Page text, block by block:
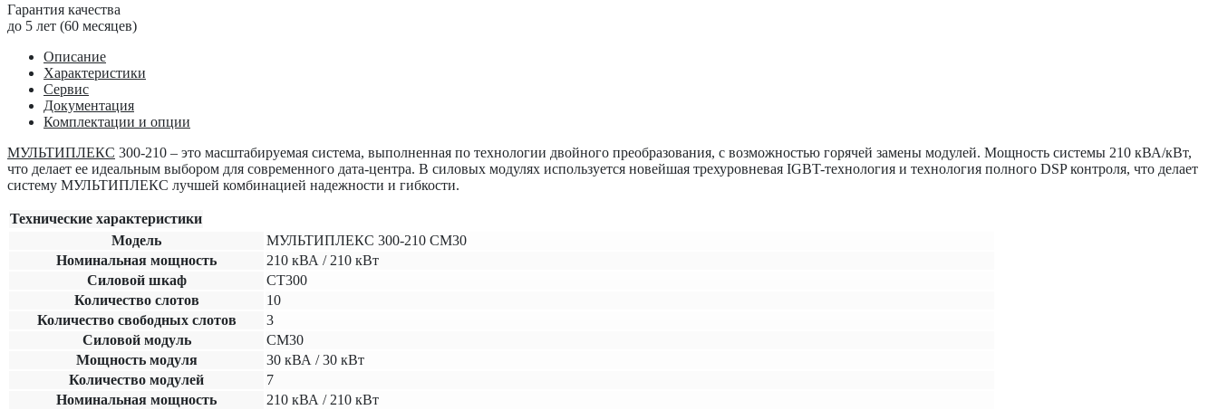
Гарантия качества
до 5 лет (60 месяцев)
Описание
Характеристики
Сервис
Документация
Комплектации и опции
МУЛЬТИПЛЕКС 300-210 – это масштабируемая система, выполненная по технологии двойного преобразования, с возможностью горячей замены модулей. Мощность системы 210 кВА/кВт,
что делает ее идеальным выбором для современного дата-центра. В силовых модулях используется новейшая трехуровневая IGBT-технология и технология полного DSP контроля, что делает
систему МУЛЬТИПЛЕКС лучшей комбинацией надежности и гибкости.
Технические характеристики
Модель
МУЛЬТИПЛЕКС 300-210 СМ30
Номинальная мощность
210 кВА / 210 кВт
Силовой шкаф
СТ300
Количество слотов
10
Количество свободных слотов
3
Силовой модуль
СМ30
Мощность модуля
30 кВА / 30 кВт
Количество модулей
7
Номинальная мощность
210 кВА / 210 кВт